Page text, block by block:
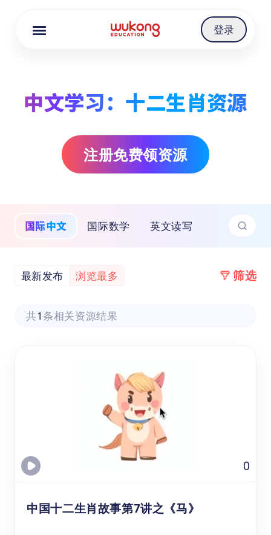
登录
中文学习：十二生肖资源
注册免费领资源
国际中文 国际数学 英文读写
最新发布 浏览最多 筛选
共1 条相关资源结果
0
中国十二生肖故事第7讲之《马》